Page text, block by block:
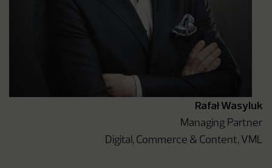
Rafał Wasyluk
Managing Partner
Digital, Commerce & Content, VML